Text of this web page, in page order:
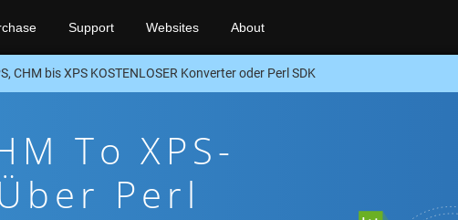
Support Websites About
CHM bis XPS KOSTENLOSER Konverter oder Perl SDK
To XPS-
Perl